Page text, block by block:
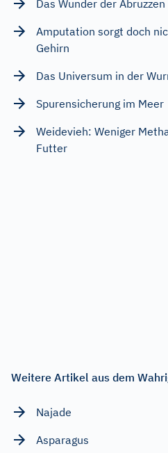
Das Wunder der Abruzzen
Amputation sorgt doch
Gehirn
Das Universum in der
Spurensicherung im Meer
Weidevieh: Weniger
Futter
Weitere Artikel aus dem
Najade
Asparagus